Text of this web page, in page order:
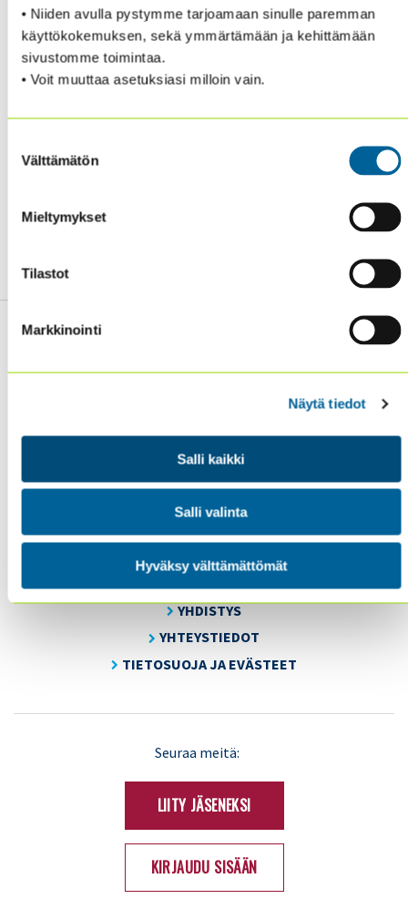
• Niiden avulla pystymme tarjoamaan sinulle paremman
käyttökokemuksen, sekä ymmärtämään ja kehittämään
sivustomme toimintaa.
• Voit muuttaa asetuksiasi milloin vain.
valinta
Välttämätön
Mieltymykset
Tilastot
Markkinointi
Näytä tiedot
Salli kaikki
Salli valinta
Hyväksy välttämättömät
this premier global research.
Take the survey here.
HUOM! VASTAUSAIKAA
PIDENNETTY!! THE SURVEY
THROUGH 15 SEPTEMBER!
Sisäiset tarkastajat ry / Oy Inreviso Ab
FI 00180 Helsinki
SISÄINEN TARKASTUS
KOULUTUS & TAPAHTUMAT
AJANKOHTAISTA
YHDISTYS
YHTEYSTIEDOT
TIETOSUOJA JA EVÄSTEET
Seuraa meitä:
LIITY JÄSENEKSI
KIRJAUDU SISÄÄN